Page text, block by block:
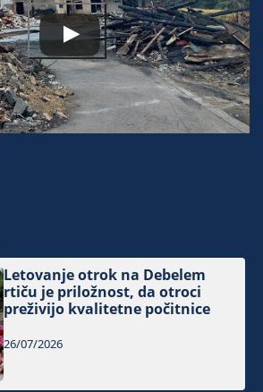
Letovanje otrok na Debelem
rtiču je priložnost, da otroci
preživijo kvalitetne počitnice
26/07/2026